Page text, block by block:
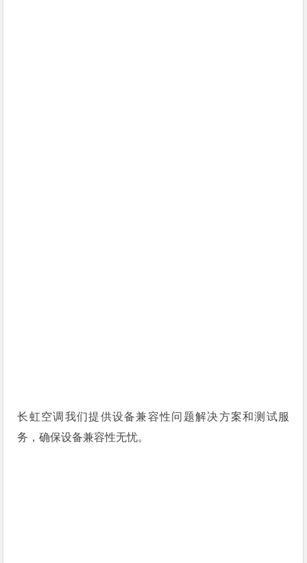
长虹空调我们提供设备兼容性问题解决方案和测试服
务，确保设备兼容性无忧。